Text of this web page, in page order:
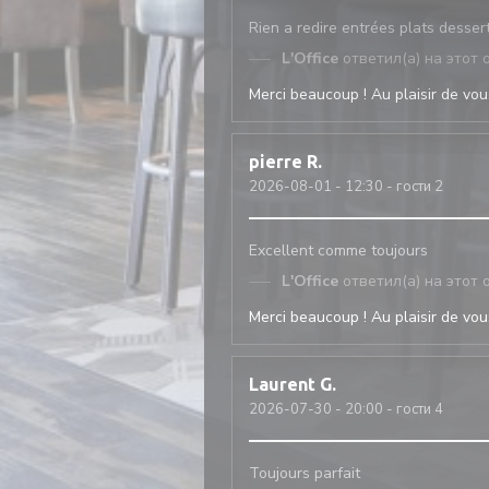
Rien a redire entrées plats
L'Office ответил(а) на этот
Merci beaucoup ! Au plaisir de
pierre R
2026-08-01 - 12:30 - гости 2
Excellent comme toujours
L'Office ответил(а) на этот
Merci beaucoup ! Au plaisir de
Laurent G
2026-07-30 - 20:00 - гости 4
Toujours parfait